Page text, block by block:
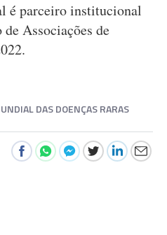
é parceiro institucional
Associações de
DAS DOENÇAS RARAS